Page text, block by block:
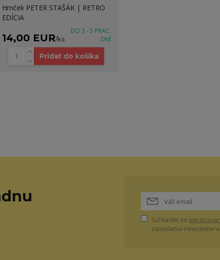
Hrnček PETER STAŠÁK | RETRO
EDÍCIA
14,00 EUR/ks
DO 3 - 5 PRAC.
DNÍ
Pridať do košíka
Súhlasím so
zasielania